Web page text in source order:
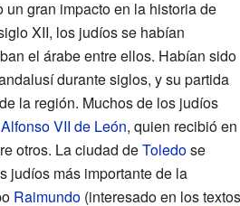
gran impacto en la historia de
XII, los judíos se habían
el árabe entre ellos. Habían sido
durante siglos, y su partida
la región. Muchos de los judíos
Alfonso VII de León, quien recibió en
otros. La ciudad deToledose
judíos más importante de la
Raimundo(interesado en los textos